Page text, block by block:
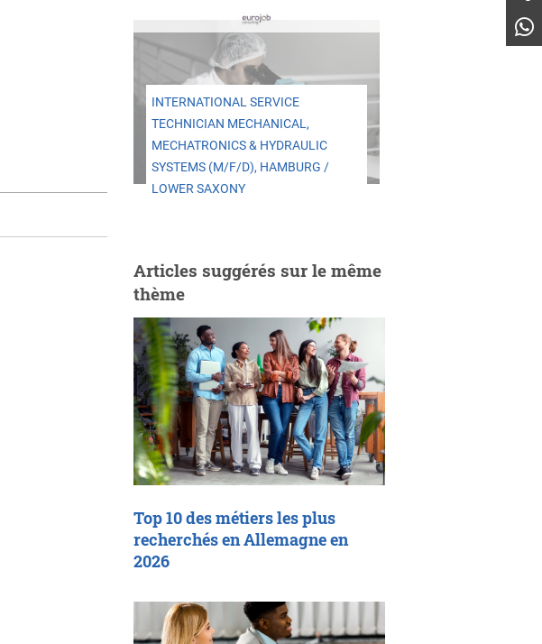
INTERNATIONAL SERVICE
TECHNICIAN MECHANICAL,
MECHATRONICS & HYDRAULIC
SYSTEMS (M/F/D), HAMBURG /
LOWER SAXONY
Articles suggérés sur le même
thème
Top 10 des métiers les plus
recherchés en Allemagne en
2026